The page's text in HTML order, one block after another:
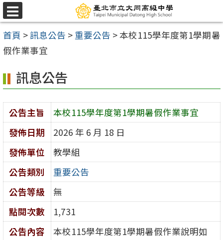
跳
至
主
要
容
區
選
單
首頁 >訊息公告 > 重要公告 >本校115學年度第1學期暑
假作業事宜
訊息公告
公告主旨
本校115學年度第1學期暑假作業事宜
發佈日期
2026 年 6 月 18 日
發佈單位
教學組
公告類別
重要公告
公告等級
無
點閱次數
1,731
公告內容
本校115學年度第1學期暑假作業說明如